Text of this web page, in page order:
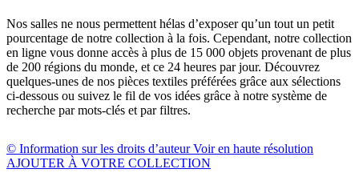
Nos salles ne nous permettent hélas d’exposer qu’un tout un petit
pourcentage de notre collection à la fois. Cependant, notre collection
en ligne vous donne accès à plus de 15 000 objets provenant de plus
de 200 régions du monde, et ce 24 heures par jour. Découvrez
quelques-unes de nos pièces textiles préférées grâce aux sélections
ci-dessous ou suivez le fil de vos idées grâce à notre système de
recherche par mots-clés et par filtres.
© Information sur les droits d’auteurVoir en haute résolution
AJOUTER À VOTRE COLLECTION